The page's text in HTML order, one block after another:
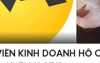
KINH DOANH HỒ